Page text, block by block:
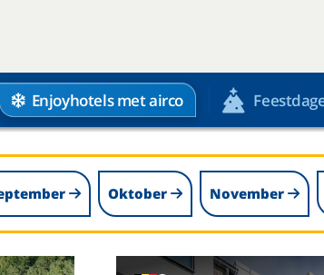
Enjoyhotels met airco
Oktober November